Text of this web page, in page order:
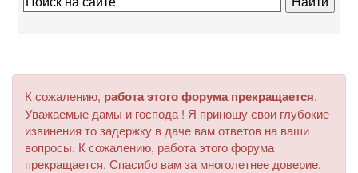
К сожалению, работа этого форума прекращается.
Уважаемые дамы и господа ! Я приношу свои глубокие
извинения то задержку в даче вам ответов на ваши
вопросы. К сожалению, работа этого форума
прекращается. Спасибо вам за многолетнее доверие.